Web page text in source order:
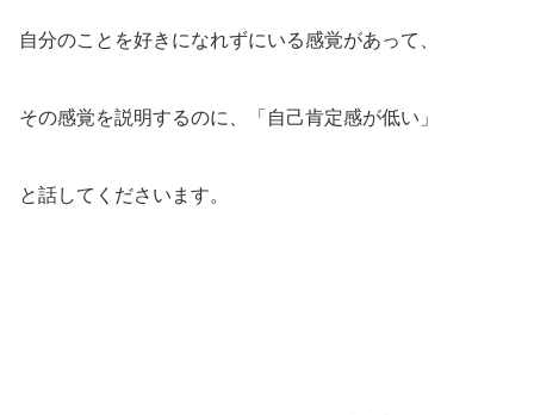
自分のことを好きになれずにいる感覚があって、
その感覚を説明するのに、「自己肯定感が低い」
と話してくださいます。